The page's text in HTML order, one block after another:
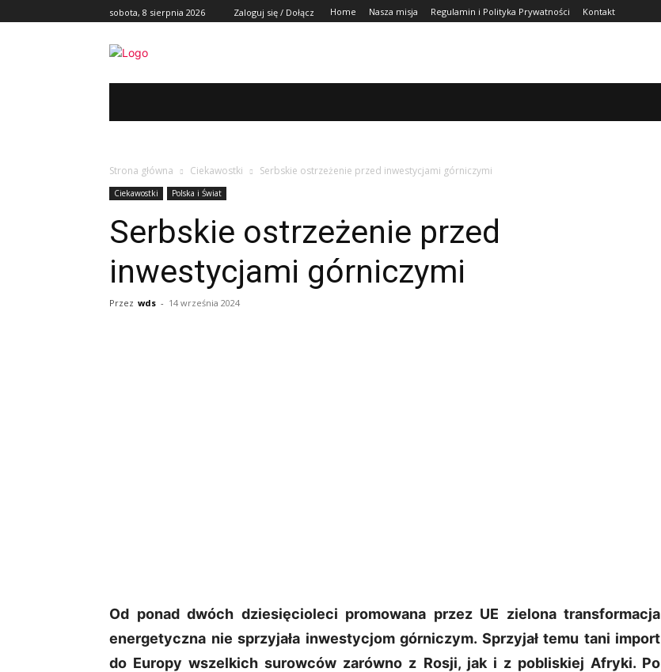
sobota, 8 sierpnia 2026 Zaloguj się / Dołącz Home Nasza misja Regulamin i Polityka Prywatności Kontakt
Strona główna Ciekawostki Serbskie ostrzeżenie przed inwestycjami górniczymi
Ciekawostki Polska i Świat
Serbskie ostrzeżenie przed
inwestycjami górniczymi
Przez wds - 14 września 2024
Od ponad dwóch dziesięcioleci promowana przez UE zielona transformacja
energetyczna nie sprzyjała inwestycjom górniczym. Sprzyjał temu tani import
do Europy wszelkich surowców zarówno z Rosji, jak i z pobliskiej Afryki. Po